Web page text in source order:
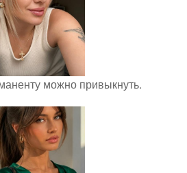
можно привыкнуть.